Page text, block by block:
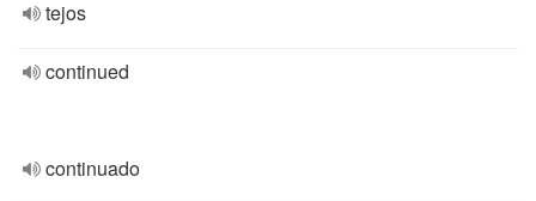
tejos
continued
continuado